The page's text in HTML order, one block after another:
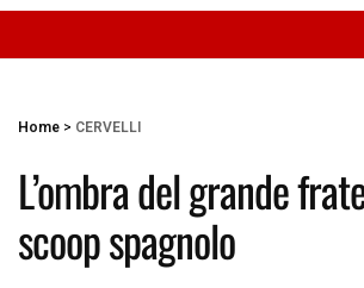
Home > CERVELLI
L’ombra del grande
scoop spagnolo